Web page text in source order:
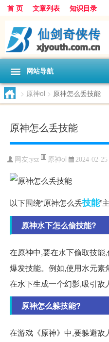
首 页 文章列表 知识目录
网站导航
> 原神ol > 原神怎么丢技能
原神怎么丢技能
网友:ysz 原神ol 2024-02-
以下围绕“原神怎么丢技能”
原神水下怎么偷技能?
在原神中,要在水下偷取技
爆发技能。例如,使用水元
在水下生成一个幻影,吸引敌
原神怎么躲技能?
在游戏《原神》中,要躲避